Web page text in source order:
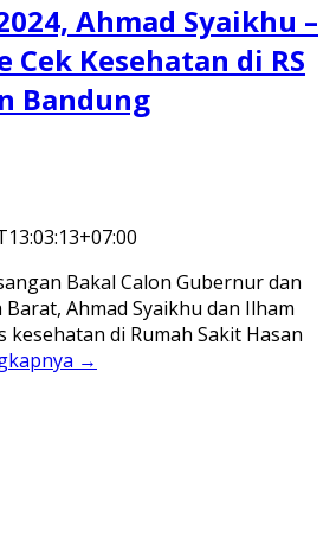
Ahmad Syaikhu –
Cek Kesehatan di RS
Bandung
Bakal Calon Gubernur dan
Ahmad Syaikhu dan Ilham
kesehatan di Rumah Sakit Hasan
→